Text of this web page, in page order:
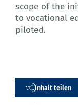
scope of the
to vocational
piloted.
Inhalt teilen